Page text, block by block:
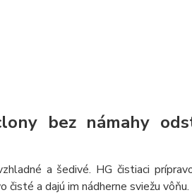
bez námahy
a šedivé. HG čistiaci
a dajú im nádherne sviežu vôňu.